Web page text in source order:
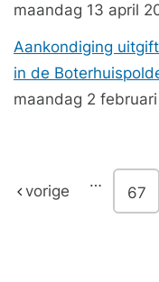
maandag 13 april
Aankondiging
in de
maandag 2
vorige
…
67